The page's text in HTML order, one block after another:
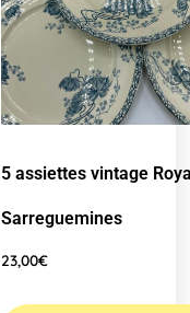
5 assiettes vintage
Sarreguemines
23,00€